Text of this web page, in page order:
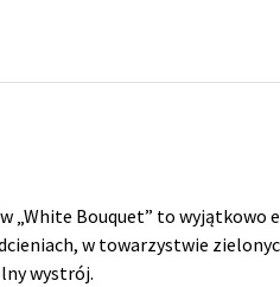
„White Bouquet” to
w towarzystwie
wystrój.